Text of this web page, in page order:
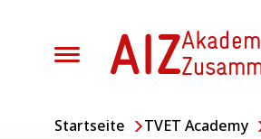
Startseite TVET Academy